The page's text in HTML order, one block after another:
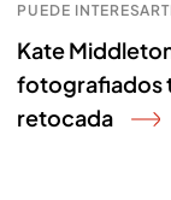
PUEDE
Kate
fotografiados
retocada